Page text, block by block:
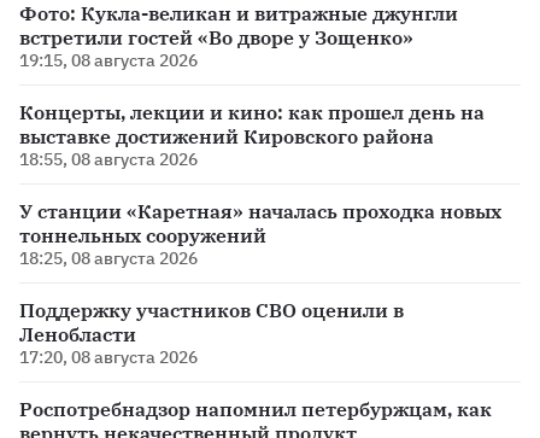
Фото: Кукла-великан и витражные джунгли
встретили гостей «Во дворе у Зощенко»
19:15, 08 августа 2026
Концерты, лекции и кино: как прошел день на
выставке достижений Кировского района
18:55, 08 августа 2026
У станции «Каретная» началась проходка новых
тоннельных сооружений
18:25, 08 августа 2026
Поддержку участников СВО оценили в
Ленобласти
17:20, 08 августа 2026
Роспотребнадзор напомнил петербуржцам, как